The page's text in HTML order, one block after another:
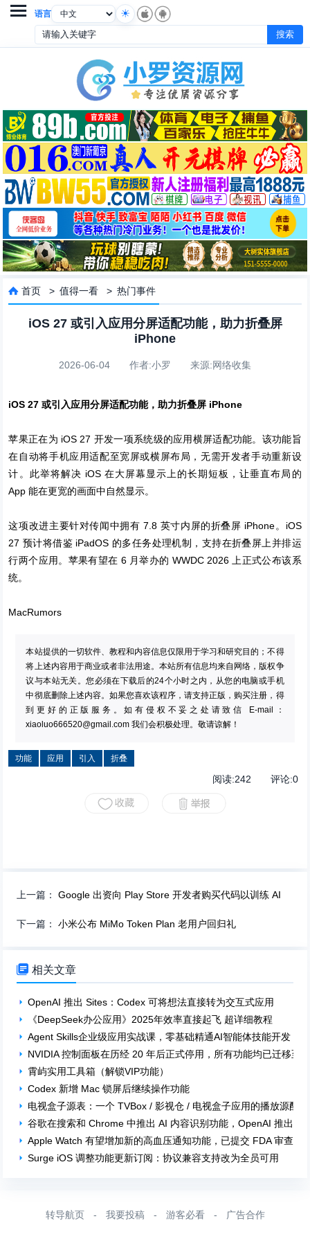
语言

 首页 >值得一看 >热门事件
iOS 27 或引入应用分屏适配功能，助力折叠屏
iPhone
2026-06-04 作者:小罗 来源:网络收集
iOS 27 或引入应用分屏适配功能，助力折叠屏 iPhone
苹果正在为 iOS 27 开发一项系统级的应用横屏适配功能。该功能旨
在自动将手机应用适配至宽屏或横屏布局，无需开发者手动重新设
计。此举将解决 iOS 在大屏幕显示上的长期短板，让垂直布局的
App 能在更宽的画面中自然显示。
这项改进主要针对传闻中拥有 7.8 英寸内屏的折叠屏 iPhone。iOS
27 预计将借鉴 iPadOS 的多任务处理机制，支持在折叠屏上并排运
行两个应用。苹果有望在 6 月举办的 WWDC 2026 上正式公布该系
统。
MacRumors
本站提供的一切软件、教程和内容信息仅限用于学习和研究目的；不得
将上述内容用于商业或者非法用途。本站所有信息均来自网络，版权争
议与本站无关。您必须在下载后的24个小时之内，从您的电脑或手机
中彻底删除上述内容。如果您喜欢该程序，请支持正版，购买注册，得
到更好的正版服务。如有侵权不妥之处请致信 E-mail：
xiaoluo666520@gmail.com 我们会积极处理。敬请谅解！
功能 应用 引入 折叠
阅读:242 评论:0
上一篇：Google 出资向 Play Store 开发者购买代码以训练 AI
下一篇：小米公布 MiMo Token Plan 老用户回归礼
 相关文章
OpenAI 推出 Sites：Codex 可将想法直接转为交互式应用
《DeepSeek办公应用》2025年效率直接起飞 超详细教程
Agent Skills企业级应用实战课，零基础精通AI智能体技能开发
NVIDIA 控制面板在历经 20 年后正式停用，所有功能均已迁移至
霄屿实用工具箱（解锁VIP功能）
Codex 新增 Mac 锁屏后继续操作功能
电视盒子源表：一个 TVBox / 影视仓 / 电视盒子应用的播放源配
谷歌在搜索和 Chrome 中推出 AI 内容识别功能，OpenAI 推出 AI
Apple Watch 有望增加新的高血压通知功能，已提交 FDA 审查
Surge iOS 调整功能更新订阅：协议兼容支持改为全员可用
转导航页 - 我要投稿 - 游客必看 - 广告合作